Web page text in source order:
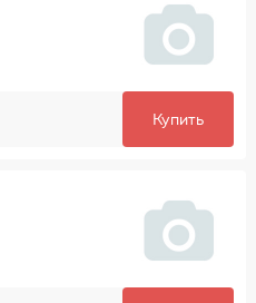
Купить